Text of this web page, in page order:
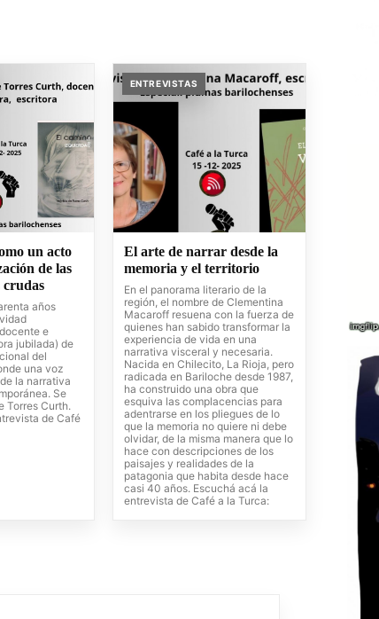
un acto
de las
crudas
años
e
jubilada) de
del
una voz
la narrativa
Se
Torres Curth.
de Café
ENTREVISTAS
El arte de narrar desde la
memoria y el territorio
En el panorama literario de la
región, el nombre de Clementina
Macaroff resuena con la fuerza de
quienes han sabido transformar la
experiencia de vida en una
narrativa visceral y necesaria.
Nacida en Chilecito, La Rioja, pero
radicada en Bariloche desde 1987,
ha construido una obra que
esquiva las complacencias para
adentrarse en los pliegues de lo
que la memoria no quiere ni debe
olvidar, de la misma manera que lo
hace con descripciones de los
paisajes y realidades de la
patagonia que habita desde hace
casi 40 años. Escuchá acá la
entrevista de Café a la Turca: